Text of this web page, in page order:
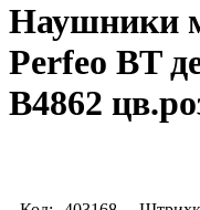
Наушники
Perfeo BT
B4862